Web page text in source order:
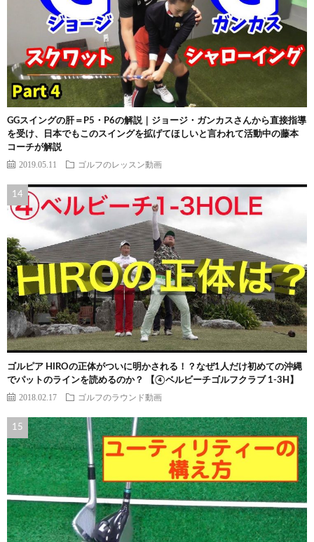
GGスイングの肝＝P5・P6の解説｜ジョージ・ガンカスさんから直接指導
を受け、日本でもこのスイングを拡げてほしいと言われて活動中の藤本
コーチが解説
2019.05.11 ゴルフのレッスン動画
ゴルピア HIROの正体がついに明かされる！？なぜ1人だけ初めての沖縄
でパットのラインを読めるのか？ 【④ベルビーチゴルフクラブ 1-3H】
2018.02.17 ゴルフのラウンド動画